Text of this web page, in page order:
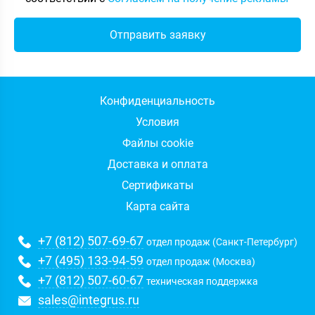
пользователей ивосстановит доступы. Это одна
из самых частых услуг, за которой обращаются
к системному администратору.
быть удобной и надежной, но и безопасной,
поскольку более 85% коммуникации с
клиентами, партнерами, между сотрудниками
email. Чем наш специалист может быть вам
полезен: подбор провайдера, чьи услуги
отвечают потребностям компании,
корпоративной почты на другой хостинг,
персонала, подбор и установка аппаратного/
программного обеспечения для защиты
конфиденциальной информации, организация
резервного копирования.
Конфиденциальность
Условия
Файлы cookie
Доставка и оплата
Сертификаты
Карта сайта
+7 (812) 507-69-67 отдел продаж (Санкт-Петербург)
+7 (495) 133-94-59 отдел продаж (Москва)
+7 (812) 507-60-67 техническая поддержка
sales@integrus.ru